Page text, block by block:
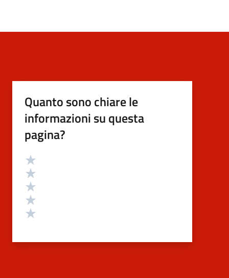
Quanto sono chiare le
informazioni su questa
pagina?
Valutazione